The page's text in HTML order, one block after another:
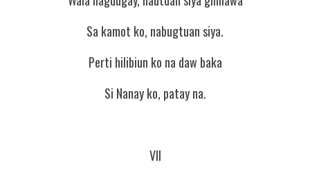
Sa kamot ko, nabugtuan siya.
Perti hilibiun ko na daw baka
Si Nanay ko, patay na.
VII